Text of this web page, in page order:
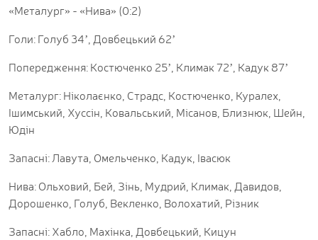
«Металург» - «Нива» (0:2)
Голи: Голуб 34ʼ, Довбецький 62ʼ
Попередження: Костюченко 25ʼ, Климак 72ʼ, Кадук 87ʼ
Металург: Ніколаєнко, Страдс, Костюченко, Куралех,
Ішимський, Хуссін, Ковальський, Місанов, Близнюк, Шейн,
Юдін
Запасні: Лавута, Омельченко, Кадук, Івасюк
Нива: Ольховий, Бей, Зінь, Мудрий, Климак, Давидов,
Дорошенко, Голуб, Векленко, Волохатий, Різник
Запасні: Хабло, Махінка, Довбецький, Кицун